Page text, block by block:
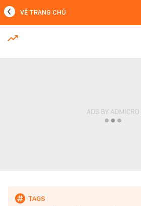
MỚI NHẤT
VỀ TRANG CHỦ